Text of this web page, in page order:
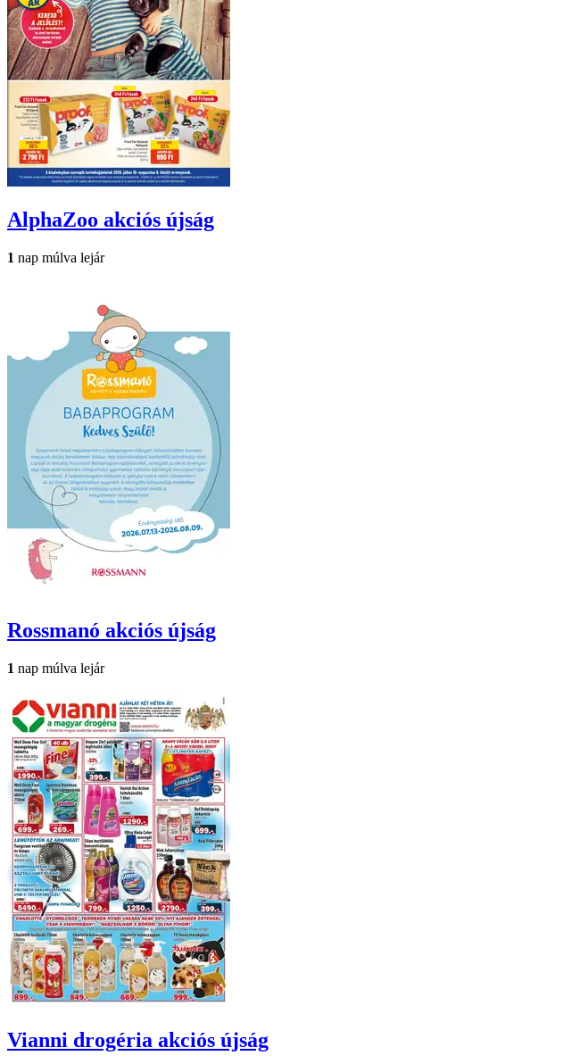
AlphaZoo akciós újság
1 nap múlva lejár
Rossmanó akciós újság
1 nap múlva lejár
Vianni drogéria akciós újság